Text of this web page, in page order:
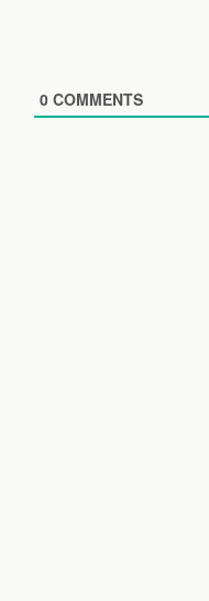
t
0 COMMENTS